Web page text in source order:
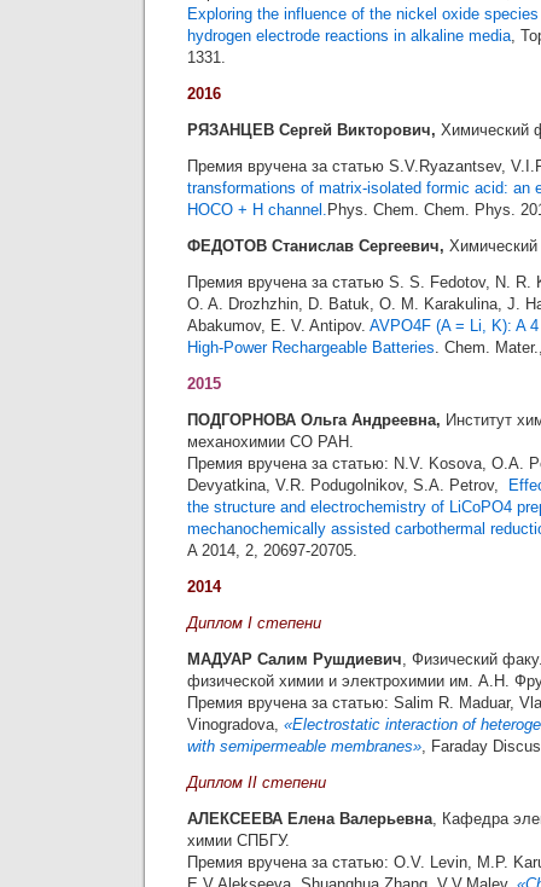
Exploring the influence of the nickel oxide
hydrogen electrode reactions in alkaline media,
1331.
2016
РЯЗАНЦЕВ Сергей Викторович, Химический
Премия вручена за статью S.V.Ryazantsev,
transformations of matrix-isolated formic acid: an
HOCO + H channel. Phys. Chem. Chem. Phys.
ФЕДОТОВ Станислав Сергеевич,
Премия вручена за статью S. S. Fedotov, N. R.
O. A. Drozhzhin, D. Batuk, O. M. Karakulina, J.
Abakumov, E. V. Antipov. AVPO4F (A = Li, K): A
High-Power Rechargeable Batteries. Chem.
2015
ПОДГОРНОВА Ольга Андреевна, Институт
механохимии СО РАН.
Премия вручена за статью: N.V. Kosova, O.A.
Devyatkina, V.R. Podugolnikov, S.A. Petrov,
the structure and electrochemistry of LiCoPO4
mechanochemically assisted carbothermal
A 2014, 2, 20697-20705.
2014
Диплом I степени
МАДУАР Салим Рушдиевич, Физический
физической химии и электрохимии им. А.Н.
Премия вручена за статью: Salim R. Maduar,
Vinogradova, «Electrostatic interaction of
with semipermeable membranes», Faraday
Диплом II степени
АЛЕКСЕЕВА Елена Валерьевна, Кафедра
химии СПБГУ.
Премия вручена за статью: O.V. Levin, M.P.